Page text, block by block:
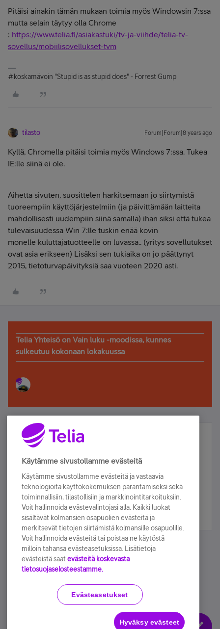
Pitäisi ainakin tämän mukaan toimia myös Windowsin 7:ssa
mutta selain täytyy olla Chrome
: https://www.telia.fi/asiakastuki/tv-ja-viihde/telia-tv-
sovellus/mobiilisovellukset-tvm
#koskamävoin "Stupid is as stupid does" - Forrest Gump
tilasto Forum|Forum|8 years ago
Kyllä, Chromella pitäisi toimia myös Windows 7:ssa. Tukea
IE:lle siinä ei ole.
Aihetta sivuten, suosittelen harkitsemaan jo siirtymistä
tuoreempiin käyttöjärjestelmiin (ja päivittämään laitteita
mahdollisesti uudempiin siinä samalla) ihan siksi että tukea
tulevaisuudessa Win 7:lle tuskin enää kovin
monelle kuluttajatuotteelle on luvassa.. (yritys sovellutukset
ovat asia erikseen) Lisäksi sen tukiaika on jo päättynyt
2015, tietoturvapäivityksiä saa vuoteen 2020 asti.
Telia Yhteisö on Vain luku -moodissa, kunnes
sulkeutuu kokonaan lokakuussa
Älä jää paitsi – osallistu ja voita!
Tilaa Telian uutiskirje ja olet mukana arvonnassa.
sähköpostiisi.
Tilaa nyt
Käyttöehdot Accessibility statement
Evästeasetukset
Käytämme sivustollamme evästeitä
Käytämme sivustollamme evästeitä ja vastaavia
teknologioita käyttökokemuksen parantamiseksi sekä
toiminnallisiin, tilastollisiin ja markkinointitarkoituksiin.
Voit hallinnoida evästevalintojasi alla. Kaikki luokat
sisältävät kolmansien osapuolien evästeitä ja
merkitsevät tietojen siirtämistä kolmansille osapuolille.
Voit hallinnoida evästeitä tai poistaa ne käytöstä
milloin tahansa evästeasetuksissa. Lisätietoja
evästeistä saat evästeitä koskevasta
tietosuojaselosteestamme.
Evästeasetukset
Hyväksy evästeet